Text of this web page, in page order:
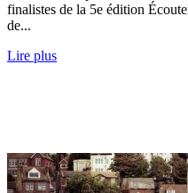
finalistes de la 5e édition
de...
Lire plus